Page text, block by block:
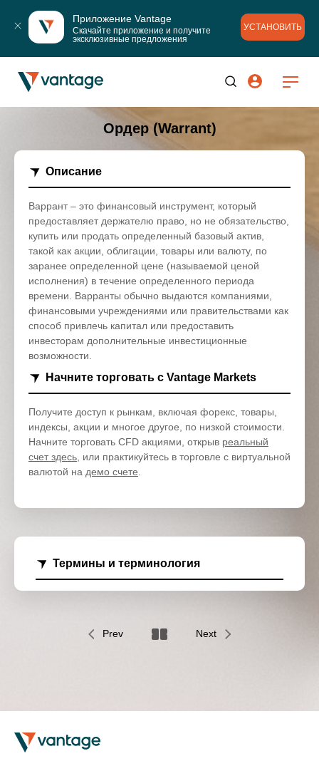
Приложение Vantage
Скачайте приложение и получите
эксклюзивные предложения
УСТАНОВИТЬ
Ордер (Warrant)
Описание
Варрант – это финансовый инструмент, который
предоставляет держателю право, но не обязательство,
купить или продать определенный базовый актив,
такой как акции, облигации, товары или валюту, по
заранее определенной цене (называемой ценой
исполнения) в течение определенного периода
времени. Варранты обычно выдаются компаниями,
финансовыми учреждениями или правительствами как
способ привлечь капитал или предоставить
инвесторам дополнительные инвестиционные
возможности.
Начните торговать с Vantage Markets
Получите доступ к рынкам, включая форекс, товары,
индексы, акции и многое другое, по низкой стоимости.
Начните торговать CFD акциями, открыв реальный
счет здесь , или практикуйтесь в торговле с виртуальной
валютой на демо счете
Термины и терминология
Prev Next